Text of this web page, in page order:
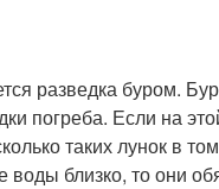
разведка буром.
погреба. Если на
таких лунок в
близко, то они